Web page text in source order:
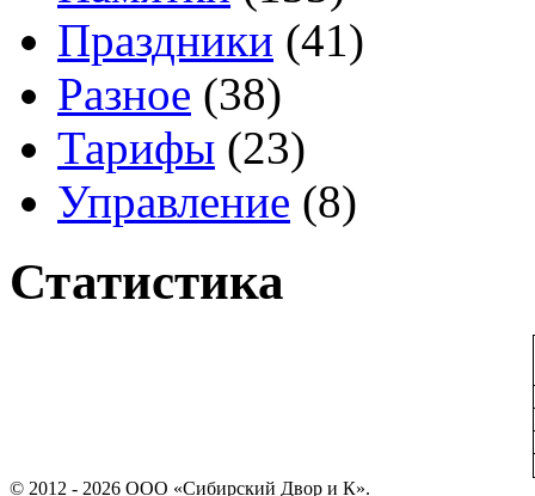
Праздники (41)
Разное (38)
Тарифы (23)
Управление (8)
Статистика
© 2012 - 2026 ООО «Сибирский Двор и К».